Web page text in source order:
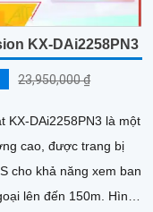
KX-DAi2258PN3
23,950,000 ₫
KX-DAi2258PN3 là một
cao, được trang bị
cho khả năng xem ban
lên đến 150m. Hình